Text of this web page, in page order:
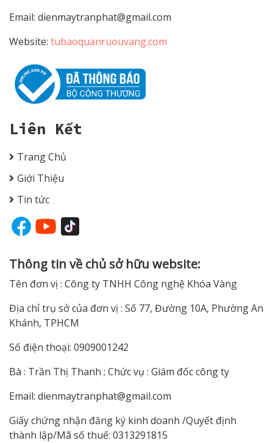
Email: dienmaytranphat@gmail.com
Website: tubaoquanruouvang.com
Liên Kết
Trang Chủ
Giới Thiệu
Tin tức
Thông tin về chủ sở hữu website:
Tên đơn vị : Công ty TNHH Công nghệ Khóa Vàng
Địa chỉ trụ sở của đơn vị : Số 77, Đường 10A, Phường An
Khánh, TPHCM
Số điện thoại: 0909001242
Bà : Trần Thị Thanh ; Chức vụ : Giám đốc công ty
Email: dienmaytranphat@gmail.com
Giấy chứng nhận đăng ký kinh doanh /Quyết định
thành lập/Mã số thuế: 0313291815